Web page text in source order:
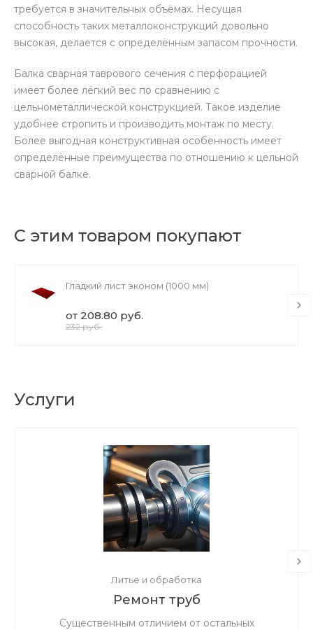
требуется в значительных объёмах. Несущая
способность таких металлоконструкций довольно
высокая, делается с определённым запасом прочности.
Балка сварная таврового сечения с перфорацией
имеет более лёгкий вес по сравнению с
цельнометаллической конструкцией. Такое изделие
удобнее стропить и производить монтаж по месту.
Более выгодная конструктивная особенность имеет
определённые преимущества по отношению к цельной
сварной балке.
С этим товаром покупают
Гладкий лист эконом (1000 мм)
от 208.80 руб.
232 руб.
Услуги
Литье и обработка
Ремонт труб
Существенным отличием от остальных